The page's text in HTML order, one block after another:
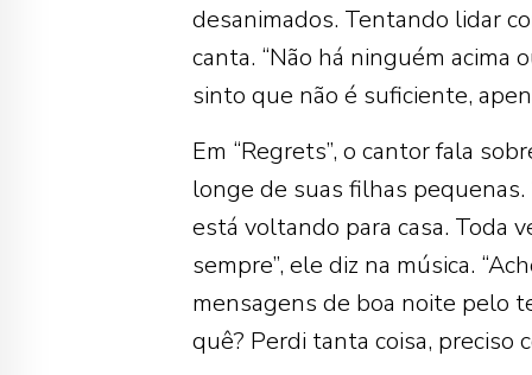
desanimados. Tentando lidar
canta. “Não há ninguém acima
sinto que não é suficiente,
Em “Regrets”, o cantor fala
longe de suas filhas
está voltando para casa. Toda
sempre”, ele diz na música.
mensagens de boa noite pelo
quê? Perdi tanta coisa, preciso